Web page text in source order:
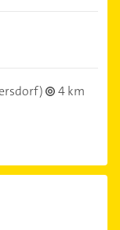
4 km